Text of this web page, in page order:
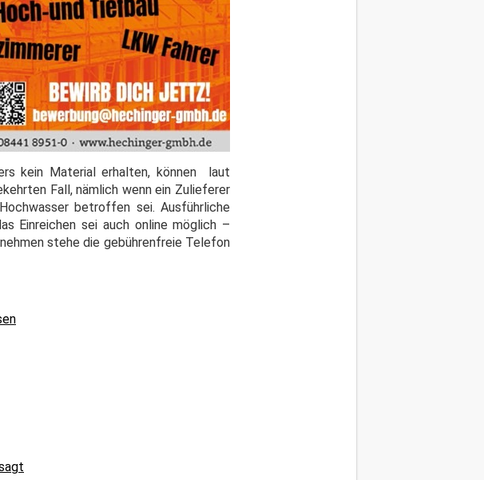
kein Material erhalten, können laut
Fall, nämlich wenn ein Zulieferer
betroffen sei. Ausführliche
Einreichen sei auch online möglich –
stehe die gebührenfreie Telefon